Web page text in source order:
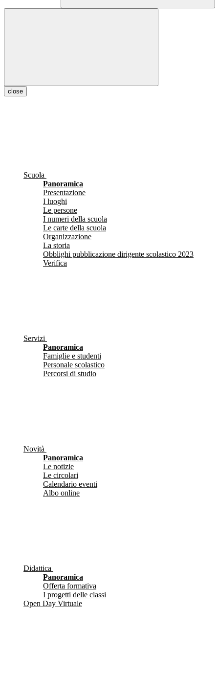
close
Scuola
Panoramica
Presentazione
I luoghi
Le persone
I numeri della scuola
Le carte della scuola
Organizzazione
La storia
Obblighi pubblicazione dirigente scolastico 2023
Verifica
Servizi
Panoramica
Famiglie e studenti
Personale scolastico
Percorsi di studio
Novità
Panoramica
Le notizie
Le circolari
Calendario eventi
Albo online
Didattica
Panoramica
Offerta formativa
I progetti delle classi
Open Day Virtuale